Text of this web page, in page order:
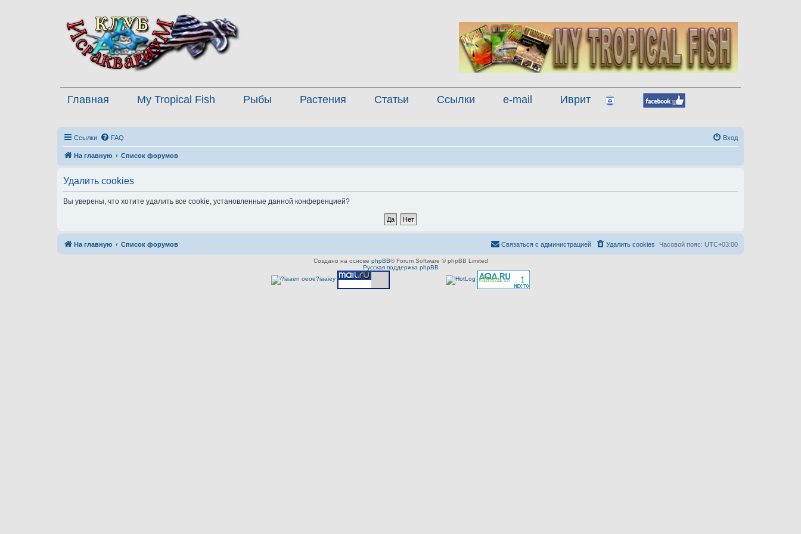
Главная My Tropical Fish Рыбы Растения Статьи Ссылки e-mail Иврит
Ссылки FAQ Вход
На главную Список форумов
Удалить cookies
Вы уверены, что хотите удалить все cookie, установленные данной конференцией?
На главную Список форумов Часовой пояс: UTC+03:00
Удалить cookies
Связаться с администрацией
Создано на основе phpBB® Forum Software © phpBB Limited
Русская поддержка phpBB